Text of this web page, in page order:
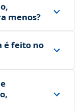
menos?
é feito no